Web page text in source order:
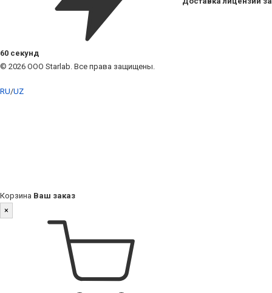
60 секунд
© 2026 ООО Starlab. Все права защищены.
RU/UZ
Корзина Ваш заказ
×